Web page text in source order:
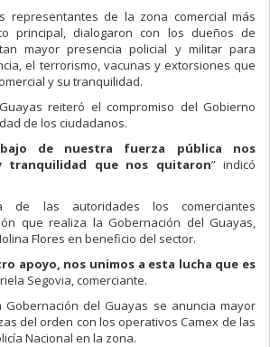
representantes de la zona comercial más
principal, dialogaron con los dueños de
mayor presencia policial y militar para
el terrorismo, vacunas y extorsiones que
y su tranquilidad.
reiteró el compromiso del Gobierno
de los ciudadanos.
de nuestra fuerza pública nos
tranquilidad que nos quitaron” indicó
de las autoridades los comerciantes
que realiza la Gobernación del Guayas,
Flores en beneficio del sector.
apoyo, nos unimos a esta lucha que es
Segovia, comerciante.
del Guayas se anuncia mayor
del orden con los operativos Camex de las
Nacional en la zona.